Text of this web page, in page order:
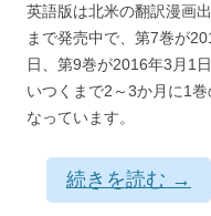
英語版は北米の翻訳漫画
まで発売中で、第7巻が
日、第9巻が2016年3月1
いつくまで2～3か月に1
なっています。
続きを読む →